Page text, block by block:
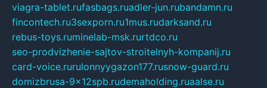
viagra-tablet.rufasbags.ruadler-jun.rubandamn.ru
fincontech.ru3sexporn.ru1mus.rudarksand.ru
rebus-toys.ruminelab-msk.rurtdco.ru
seo-prodvizhenie-sajtov-stroitelnyh-kompanij.ru
card-voice.rurulonnyygazon177.rusnow-guard.ru
domizbrusa-9x12spb.rudemaholding.ruaalse.ru